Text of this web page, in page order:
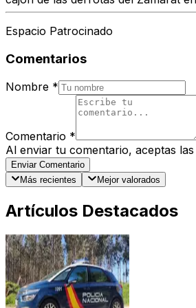
Espacio Patrocinado
Comentarios
Nombre *
Comentario *
Al enviar tu comentario, aceptas las
Enviar Comentario
Más recientes
Mejor valorados
Artículos Destacados